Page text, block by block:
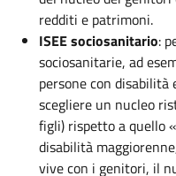
redditi e patrimoni.
ISEE sociosanitario:
sociosanitarie, ad
persone con
scegliere un nucleo
figli) rispetto a quello
disabilità
vive con i genitori, il